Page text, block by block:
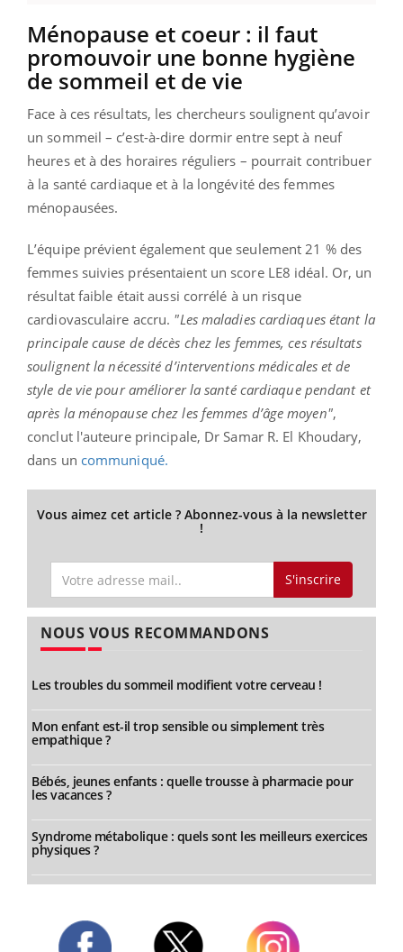
Ménopause et coeur : il faut
promouvoir une bonne hygiène
de sommeil et de vie
Face à ces résultats, les chercheurs soulignent qu’avoir
un sommeil – c’est-à-dire dormir entre sept à neuf
heures et à des horaires réguliers – pourrait contribuer
à la santé cardiaque et à la longévité des femmes
ménopausées.
L’équipe prévient également que seulement 21 % des
femmes suivies présentaient un score LE8 idéal. Or, un
résultat faible était aussi corrélé à un risque
cardiovasculaire accru. "Les maladies cardiaques étant la
principale cause de décès chez les femmes, ces résultats
soulignent la nécessité d’interventions médicales et de
style de vie pour améliorer la santé cardiaque pendant et
après la ménopause chez les femmes d’âge moyen",
conclut l'auteure principale, Dr Samar R. El Khoudary,
dans un communiqué.
Vous aimez cet article ? Abonnez-vous à la newsletter
!
S'inscrire
NOUS VOUS RECOMMANDONS
Les troubles du sommeil modifient votre cerveau !
Mon enfant est-il trop sensible ou simplement très
empathique ?
Bébés, jeunes enfants : quelle trousse à pharmacie pour
les vacances ?
Syndrome métabolique : quels sont les meilleurs exercices
physiques ?